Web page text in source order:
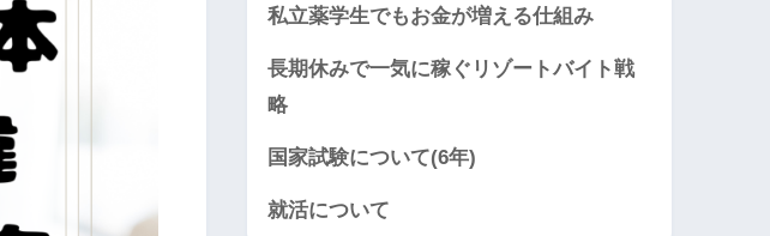
私立薬学生でもお金が増える仕組み
長期休みで一気に稼ぐリゾートバイト戦
略
国家試験について(6年)
就活について